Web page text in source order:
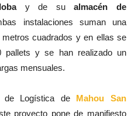
y de sualmacén de
instalaciones suman una
cuadrados y en ellas se
pallets y se han realizado un
mensuales.
de Logística de
Mahou San
proyecto pone de manifiesto